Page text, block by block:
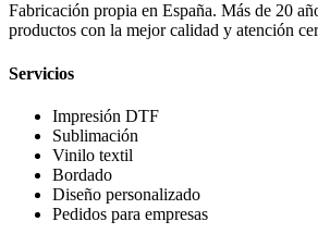
Fabricación propia en España. Más de 20
productos con la mejor calidad y atención
Servicios
Impresión DTF
Sublimación
Vinilo textil
Bordado
Diseño personalizado
Pedidos para empresas